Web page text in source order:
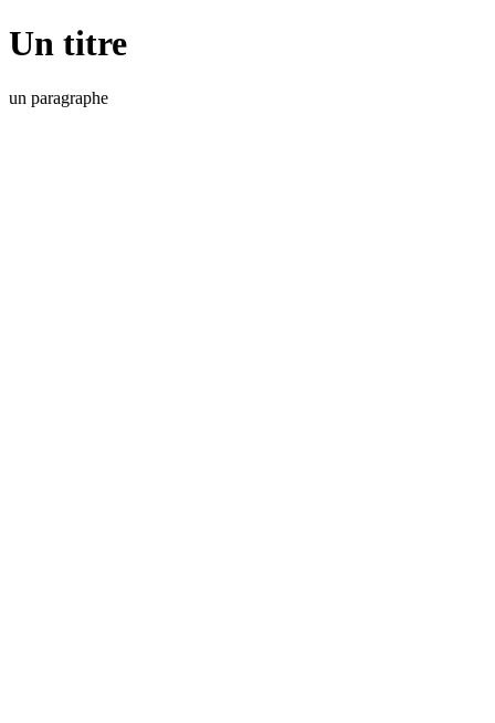
Un titre
un paragraphe